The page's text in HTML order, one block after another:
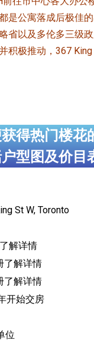
是公寓落成后极佳
省以及多伦多三级
积极推动，367
得热门楼花
型图及价目
St W, Toronto
解详情
了解详情
了解详情
开始交房
位